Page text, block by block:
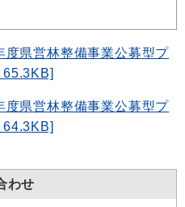
度県営林整備事業公募型プ
65.3KB]
度県営林整備事業公募型プ
64.3KB]
わせ